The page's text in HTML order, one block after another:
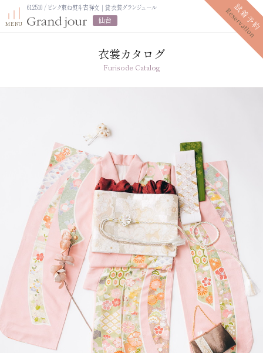
612510 / ピンク束ね熨斗吉祥文｜貸衣装グランジュール
仙台
写真だけの成人式プラン
ママ振袖プラン
振袖展示会
ママ振袖相談会
衣裳カタログ
LOOKBOOK
高校3年生の方へ
衣裳カタログ
Furisode Catalog